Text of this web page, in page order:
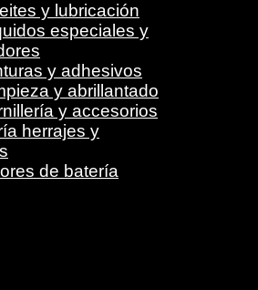
y lubricación
especiales y
y adhesivos
y abrillantado
y accesorios
herrajes y
de batería